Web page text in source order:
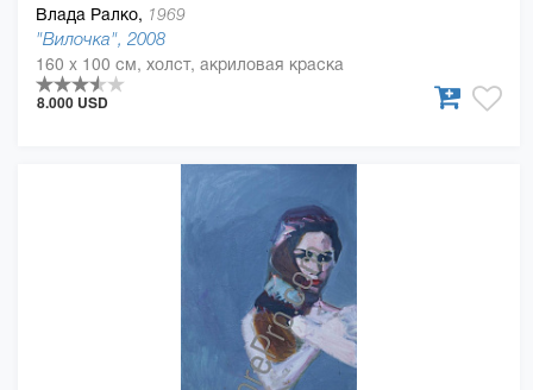
Влада Ралко, 1969
"Вилочка", 2008
160 x 100 см, холст, акриловая краска
8.000 USD